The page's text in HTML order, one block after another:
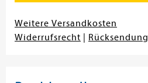
Weitere Versandkosten
Widerrufsrecht
Rücksendung